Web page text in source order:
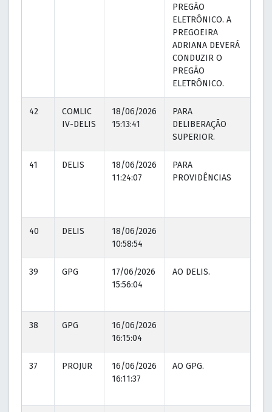
PREGÃO
ELETRÔNICO. A
PREGOEIRA
ADRIANA DEVERÁ
CONDUZIR O
PREGÃO
ELETRÔNICO.
42
COMLIC
IV-DELIS
18/06/2026
15:13:41
PARA
DELIBERAÇÃO
SUPERIOR.
41 DELIS
18/06/2026
11:24:07
PARA
PROVIDÊNCIAS
40 DELIS
18/06/2026
10:58:54
39 GPG
17/06/2026
15:56:04
AO DELIS.
38 GPG
16/06/2026
16:15:04
37 PROJUR
16/06/2026
16:11:37
AO GPG.